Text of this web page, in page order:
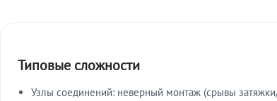
Типовые сложности
Узлы соединений: неверный монтаж (срывы